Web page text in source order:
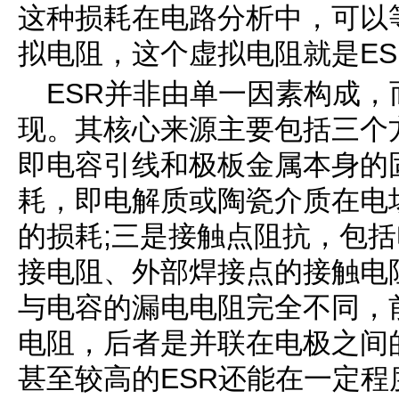
这种损耗在电路分析中，可
拟电阻，这个虚拟电阻就是
ESR并非由单一因素构成
现。其核心来源主要包括三
即电容引线和极板金属本身
耗，即电解质或陶瓷介质在
的损耗;三是接触点阻抗，包
接电阻、外部焊接点的接触
与电容的漏电电阻完全不同
电阻，后者是并联在电极之
甚至较高的ESR还能在一定